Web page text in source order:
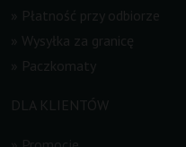
Płatność przy odbiorze
Wysyłka za granicę
Paczkomaty
DLA KLIENTÓW